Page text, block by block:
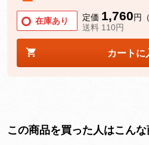
在庫あり 定価 1,760円
送料 110円
カートに
この商品を買った人はこん